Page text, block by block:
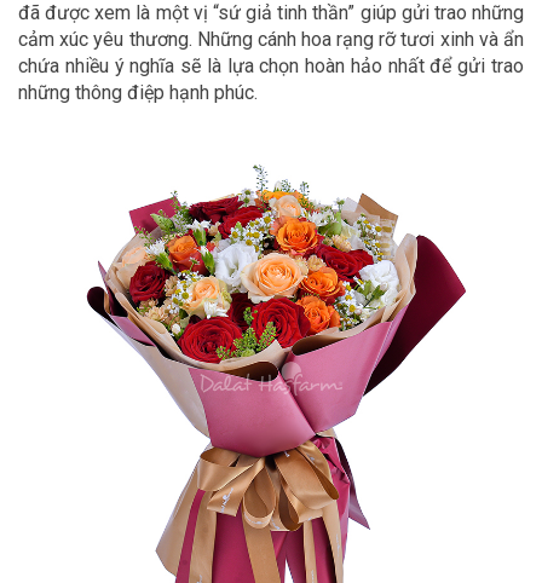
đã được xem là một vị “sứ giả tinh thần” giúp gửi trao những
cảm xúc yêu thương. Những cánh hoa rạng rỡ tươi xinh và ẩn
chứa nhiều ý nghĩa sẽ là lựa chọn hoàn hảo nhất để gửi trao
những thông điệp hạnh phúc.